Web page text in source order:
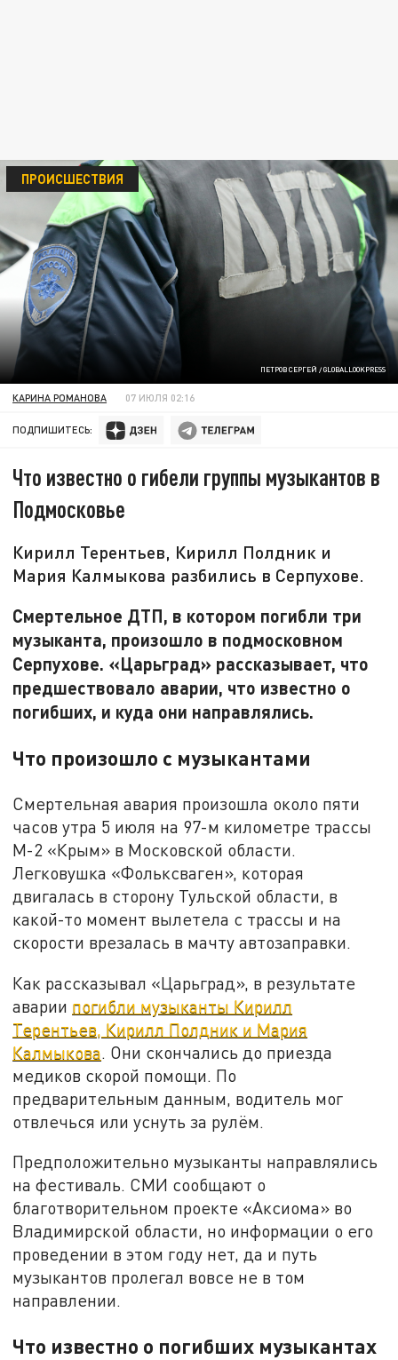
ПЕТРОВ СЕРГЕЙ / GLOBALLOOKPRESS
ПРОИСШЕСТВИЯ
КАРИНА РОМАНОВА 07 ИЮЛЯ 02:16
ПОДПИШИТЕСЬ:
Что известно о гибели группы музыкантов в
Подмосковье
Кирилл Терентьев, Кирилл Полдник и
Мария Калмыкова разбились в Серпухове.
Смертельное ДТП, в котором погибли три
музыканта, произошло в подмосковном
Серпухове. «Царьград» рассказывает, что
предшествовало аварии, что известно о
погибших, и куда они направлялись.
Что произошло с музыкантами
Смертельная авария произошла около пяти
часов утра 5 июля на 97-м километре трассы
М-2 «Крым» в Московской области.
Легковушка «Фольксваген», которая
двигалась в сторону Тульской области, в
какой-то момент вылетела с трассы и на
скорости врезалась в мачту автозаправки.
Как рассказывал «Царьград», в результате
аварии погибли музыканты Кирилл
Терентьев, Кирилл Полдник и Мария
Калмыкова . Они скончались до приезда
медиков скорой помощи. По
предварительным данным, водитель мог
отвлечься или уснуть за рулём.
Предположительно музыканты направлялись
на фестиваль. СМИ сообщают о
благотворительном проекте «Аксиома» во
Владимирской области, но информации о его
проведении в этом году нет, да и путь
музыкантов пролегал вовсе не в том
направлении.
Что известно о погибших музыкантах